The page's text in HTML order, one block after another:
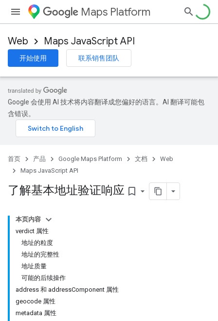
Maps Platform
Web Maps JavaScript API
开始使用 联系销售团队
Google 会使用 AI 技术将内容翻译成您偏好的语言。AI 翻译可能包
含错误。
首页 产品 Google Maps Platform 文档
Web
Maps JavaScript API
了解基本地址验证响应 bookmark_border
本页内容
verdict 属性
地址的粒度
地址的完整性
地址质量
可能的后续操作
address 和 addressComponent 属性
geocode 属性
metadata 属性